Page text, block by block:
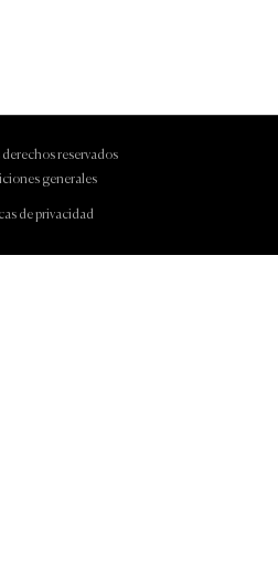
reservados
generales
de privacidad